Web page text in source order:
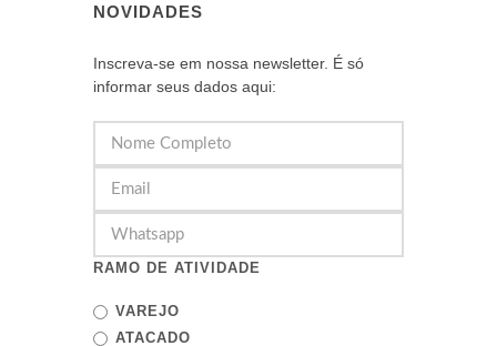
NOVIDADES
Inscreva-se em nossa newsletter. É só
informar seus dados aqui:
RAMO DE ATIVIDADE
VAREJO
ATACADO